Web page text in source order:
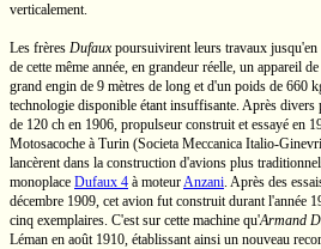
verticalement.
Les frères Dufauxpoursuivirent leurs travaux jusqu'en
de cette même année, en grandeur réelle, un appareil
grand engin de 9 mètres de long et d'un poids de 660
technologie disponible étant insuffisante. Après divers
de 120 ch en 1906, propulseur construit et essayé en
Motosacoche à Turin (Societa Meccanica Italio-
lancèrent dans la construction d'avions plus
monoplace Dufaux 4 à moteurAnzani. Après des
décembre 1909, cet avion fut construit durant l'année
cinq exemplaires. C'est sur cette machine qu'Armand
Léman en août 1910, établissant ainsi un nouveau